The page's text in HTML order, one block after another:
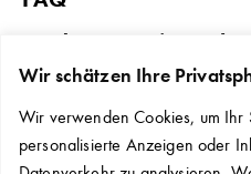
Wir schätzen Ihre
Wir verwenden Cookies, um Ihr
personalisierte Anzeigen oder
Förderungen in
Datenschutz &
Erklärung zur